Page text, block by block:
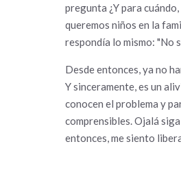
pregunta ¿Y para
queremos niños en la
respondía lo mismo: "No
Desde entonces, ya no
Y sinceramente, es un
conocen el problema y
comprensibles. Ojalá
entonces, me siento